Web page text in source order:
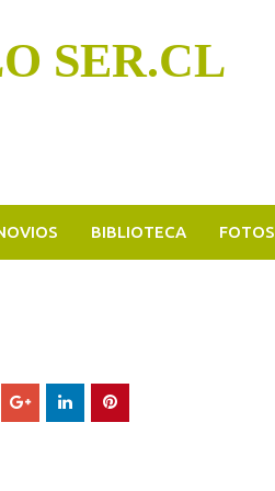
SER.CL
BIBLIOTECA FOTOS